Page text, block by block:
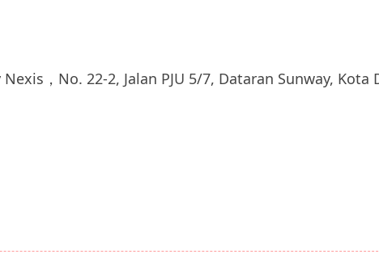
，No. 22-2, Jalan PJU 5/7, Dataran Sunway, Kota